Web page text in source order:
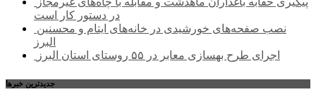
در دستور کار است
البرز
اجرای طرح بهسازی معابر در ۵۵ روستای استان البرز
جديدترين خبرها